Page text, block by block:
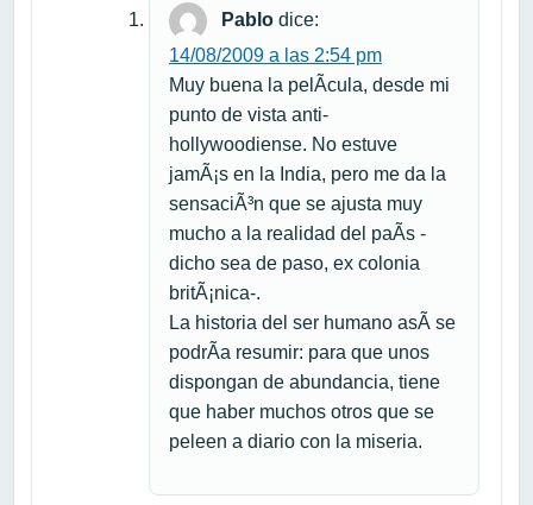
Pablo dice:
14/08/2009 a las 2:54 pm
Muy buena la pelÃ­cula, desde mi
punto de vista anti-
hollywoodiense. No estuve
jamÃ¡s en la India, pero me da la
sensaciÃ³n que se ajusta muy
mucho a la realidad del paÃ­s -
dicho sea de paso, ex colonia
britÃ¡nica-.
La historia del ser humano asÃ­ se
podrÃ­a resumir: para que unos
dispongan de abundancia, tiene
que haber muchos otros que se
peleen a diario con la miseria.